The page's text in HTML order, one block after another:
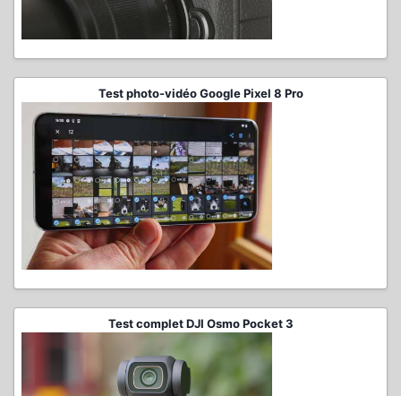
Test photo-vidéo Google Pixel 8 Pro
Test complet DJI Osmo Pocket 3